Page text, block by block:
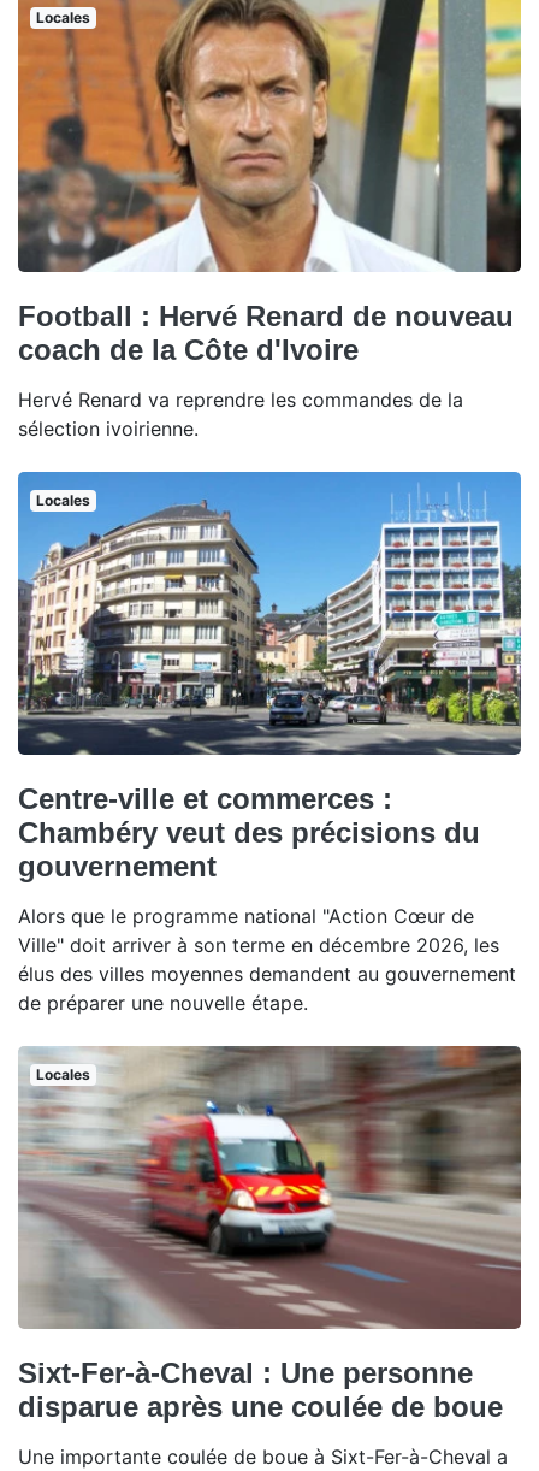
Locales
Football : Hervé Renard de nouveau
coach de la Côte d'Ivoire
Hervé Renard va reprendre les commandes de la
sélection ivoirienne.
Locales
Centre-ville et commerces :
Chambéry veut des précisions du
gouvernement
Alors que le programme national "Action Cœur de
Ville" doit arriver à son terme en décembre 2026, les
élus des villes moyennes demandent au gouvernement
de préparer une nouvelle étape.
Locales
Sixt-Fer-à-Cheval : Une personne
disparue après une coulée de boue
Une importante coulée de boue à Sixt-Fer-à-Cheval a